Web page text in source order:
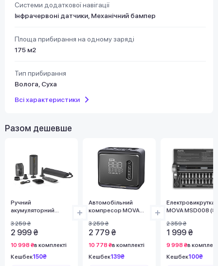
Системи додаткової навігації
Інфрачервоні датчики, Механічний бампер
Площа прибирання на одному заряді
175 м2
Тип прибирання
Волога, Суха
Всі характеристики
Разом дешевше
Ручний
акумуляторний
Portable Vortex 4 в 1
(MDV001)
3 259 ₴
2 999 ₴
10 998 ₴в комплекті
Кешбек150₴
Автомобільний
компресор MOVA
л/хв)
3 259 ₴
2 779 ₴
10 778 ₴в комплекті
Кешбек139₴
Електровикрутка
MOVA MSD008
2 359 ₴
1 999 ₴
9 998 ₴в
Кешбек100₴